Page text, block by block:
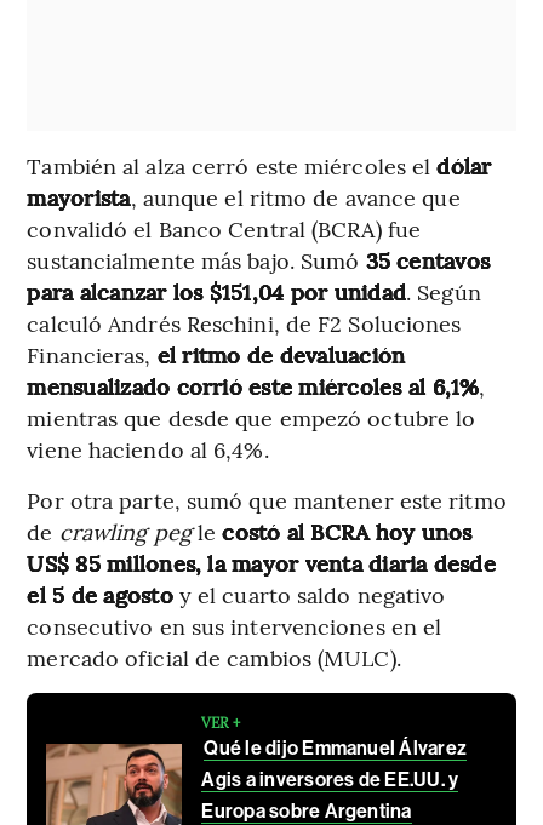
También al alza cerró este miércoles eldólar
mayorista, aunque el ritmo de avance que
convalidó el Banco Central (BCRA) fue
sustancialmente más bajo. Sumó 35 centavos
para alcanzar los $151,04 por unidad. Según
calculó Andrés Reschini, de F2 Soluciones
Financieras, el ritmo de devaluación
mensualizado corrió este miércoles al 6,1%,
mientras que desde que empezó octubre lo
viene haciendo al 6,4%.
Por otra parte, sumó que mantener este ritmo
de crawling peglecostó al BCRA hoy unos
US$ 85 millones, la mayor venta diaria desde
el 5 de agostoy el cuarto saldo negativo
consecutivo en sus intervenciones en el
mercado oficial de cambios (MULC).
VER +
Qué le dijo Emmanuel Álvarez
Agis a inversores de EE.UU. y
Europa sobre Argentina